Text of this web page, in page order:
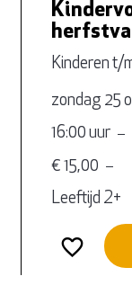
Kinderen t/
zondag 25
16:00 uur
€ 15,00
Leeftijd 2+